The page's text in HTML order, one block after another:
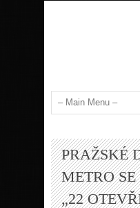
PRAŽSKÉ
METRO
„22